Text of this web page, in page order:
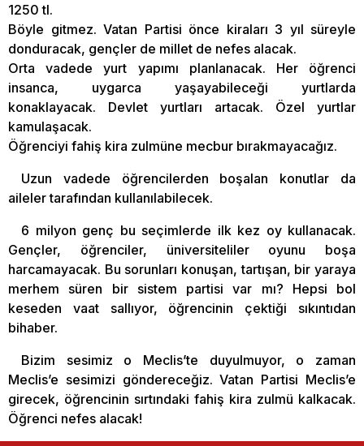
1250 tl.
Böyle gitmez. Vatan Partisi önce kiraları 3 yıl süreyle
donduracak, gençler de millet de nefes alacak.
Orta vadede yurt yapımı planlanacak. Her öğrenci
insanca, uygarca yaşayabileceği yurtlarda
konaklayacak. Devlet yurtları artacak. Özel yurtlar
kamulaşacak.
Öğrenciyi fahiş kira zulmüne mecbur bırakmayacağız.
Uzun vadede öğrencilerden boşalan konutlar da
aileler tarafından kullanılabilecek.
6 milyon genç bu seçimlerde ilk kez oy kullanacak.
Gençler, öğrenciler, üniversiteliler oyunu boşa
harcamayacak. Bu sorunları konuşan, tartışan, bir yaraya
merhem süren bir sistem partisi var mı? Hepsi bol
keseden vaat sallıyor, öğrencinin çektiği sıkıntıdan
bihaber.
Bizim sesimiz o Meclis’te duyulmuyor, o zaman
Meclis’e sesimizi göndereceğiz. Vatan Partisi Meclis’e
girecek, öğrencinin sırtındaki fahiş kira zulmü kalkacak.
Öğrenci nefes alacak!